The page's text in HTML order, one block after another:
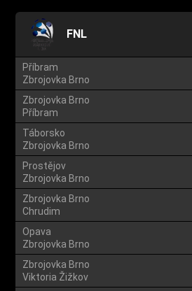
FNL
Příbram
Zbrojovka Brno
Zbrojovka Brno
Příbram
Táborsko
Zbrojovka Brno
Prostějov
Zbrojovka Brno
Zbrojovka Brno
Chrudim
Opava
Zbrojovka Brno
Zbrojovka Brno
Viktoria Žižkov